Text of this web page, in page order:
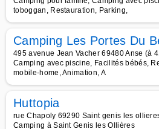
toboggan, Restauration, Parking,
Camping Les Portes Du
495 avenue Jean Vacher 69480 Anse (à
Camping avec piscine, Facilités bébés,
mobile-home, Animation, A
Huttopia
rue Chapoly 69290 Saint genis les
Camping à Saint Genis les Ollières